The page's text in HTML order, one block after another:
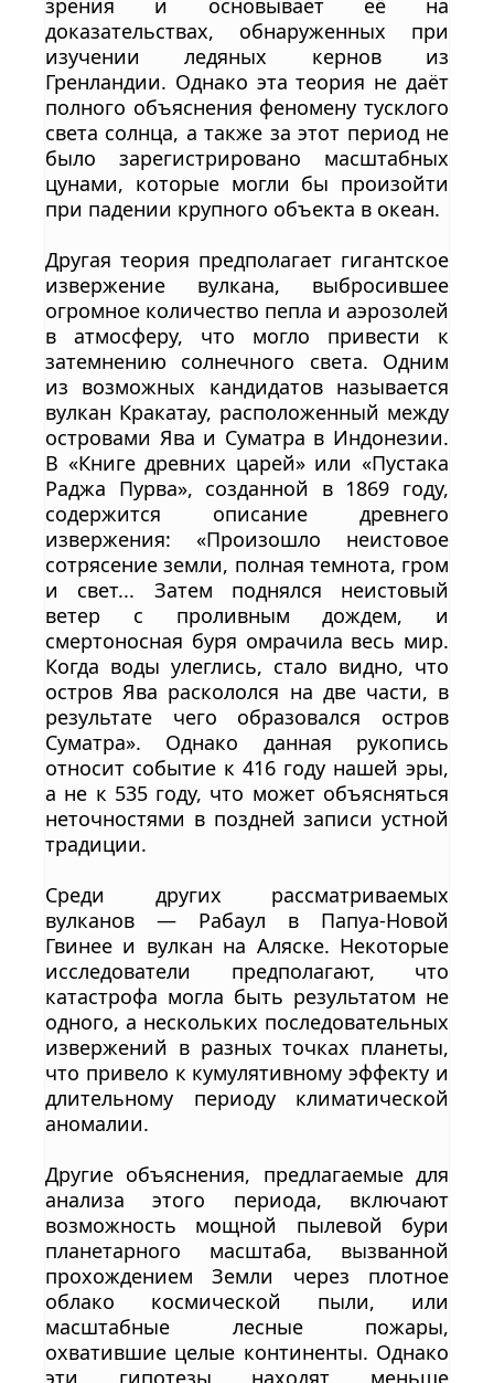
доказательствах, обнаруженных при
изучении ледяных кернов из
Гренландии. Однако эта теория не даёт
полного объяснения феномену тусклого
света солнца, а также за этот период не
было зарегистрировано масштабных
цунами, которые могли бы произойти
при падении крупного объекта в океан.
Другая теория предполагает гигантское
извержение вулкана, выбросившее
огромное количество пепла и аэрозолей
в атмосферу, что могло привести к
затемнению солнечного света. Одним
из возможных кандидатов называется
вулкан Кракатау, расположенный между
островами Ява и Суматра в Индонезии.
В «Книге древних царей» или «Пустака
Раджа Пурва», созданной в 1869 году,
содержится описание древнего
извержения: «Произошло неистовое
сотрясение земли, полная темнота, гром
и свет... Затем поднялся неистовый
ветер с проливным дождем, и
смертоносная буря омрачила весь мир.
Когда воды улеглись, стало видно, что
остров Ява раскололся на две части, в
результате чего образовался остров
Суматра». Однако данная рукопись
относит событие к 416 году нашей эры,
а не к 535 году, что может объясняться
неточностями в поздней записи устной
традиции.
Среди других рассматриваемых
вулканов — Рабаул в Папуа-Новой
Гвинее и вулкан на Аляске. Некоторые
исследователи предполагают, что
катастрофа могла быть результатом не
одного, а нескольких последовательных
извержений в разных точках планеты,
что привело к кумулятивному эффекту и
длительному периоду климатической
аномалии.
Другие объяснения, предлагаемые для
анализа этого периода, включают
возможность мощной пылевой бури
планетарного масштаба, вызванной
прохождением Земли через плотное
облако космической пыли, или
масштабные лесные пожары,
охватившие целые континенты. Однако
эти гипотезы находят меньше